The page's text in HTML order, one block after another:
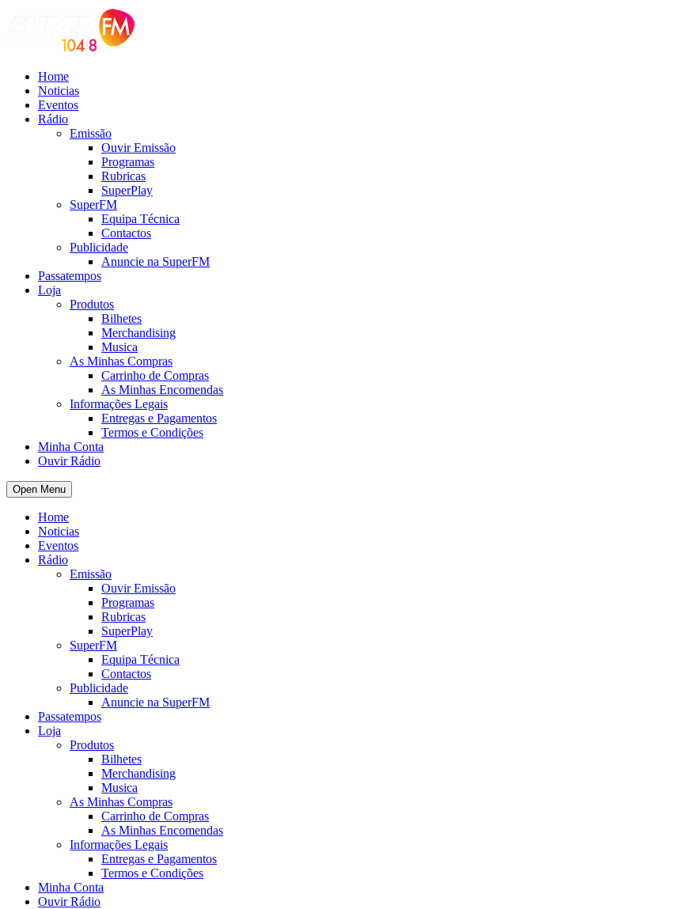
Home
Noticias
Eventos
Rádio
Emissão
Ouvir Emissão
Programas
Rubricas
SuperPlay
SuperFM
Equipa Técnica
Contactos
Publicidade
Anuncie na SuperFM
Passatempos
Loja
Produtos
Bilhetes
Merchandising
Musica
As Minhas Compras
Carrinho de Compras
As Minhas Encomendas
Informações Legais
Entregas e Pagamentos
Termos e Condições
Minha Conta
Ouvir Rádio
Open Menu
Home
Noticias
Eventos
Rádio
Emissão
Ouvir Emissão
Programas
Rubricas
SuperPlay
SuperFM
Equipa Técnica
Contactos
Publicidade
Anuncie na SuperFM
Passatempos
Loja
Produtos
Bilhetes
Merchandising
Musica
As Minhas Compras
Carrinho de Compras
As Minhas Encomendas
Informações Legais
Entregas e Pagamentos
Termos e Condições
Minha Conta
Ouvir Rádio